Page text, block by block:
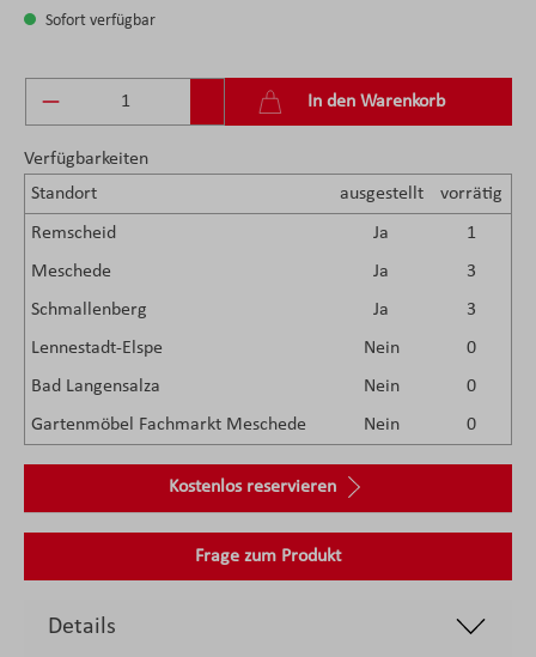
Sofort verfügbar
Produkt Anzahl: Gib den gewünschten Wert
In den Warenkorb
Verfügbarkeiten
Standort
ausgestellt vorrätig
Remscheid Ja
1
Meschede
Ja
3
Schmallenberg
Ja
3
Lennestadt-Elspe
Nein
0
Bad Langensalza
Nein
0
Gartenmöbel Fachmarkt Meschede
Nein 0
Kostenlos reservieren
Frage zum Produkt
Details